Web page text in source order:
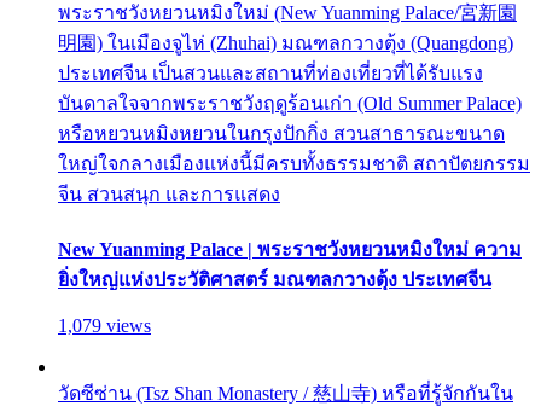
พระราชวังหยวนหมิงใหม่ (New Yuanming Palace/宮新園
明園) ในเมืองจูไห่ (Zhuhai) มณฑลกวางตุ้ง (Quangdong)
ประเทศจีน เป็นสวนและสถานที่ท่องเที่ยวที่ได้รับแรง
บันดาลใจจากพระราชวังฤดูร้อนเก่า (Old Summer Palace)
หรือหยวนหมิงหยวนในกรุงปักกิ่ง สวนสาธารณะขนาด
ใหญ่ใจกลางเมืองแห่งนี้มีครบทั้งธรรมชาติ สถาปัตยกรรม
จีน สวนสนุก และการแสดง
New Yuanming Palace | พระราชวังหยวนหมิงใหม่ ความ
ยิ่งใหญ่แห่งประวัติศาสตร์ มณฑลกวางตุ้ง ประเทศจีน
1,079 views
วัดซีซ่าน (Tsz Shan Monastery / 慈山寺) หรือที่รู้จักกันใน